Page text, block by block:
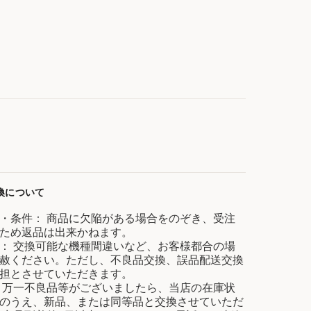
について
条件： 商品に欠陥がある場合をのぞき、受注
め返品は出来かねます。
交換可能な機種間違いなど、お客様都合の場
ください。ただし、不良品交換、誤品配送交換
とさせていただきます。
一不良品等がございましたら、当店の在庫状
うえ、新品、または同等品と交換させていただ